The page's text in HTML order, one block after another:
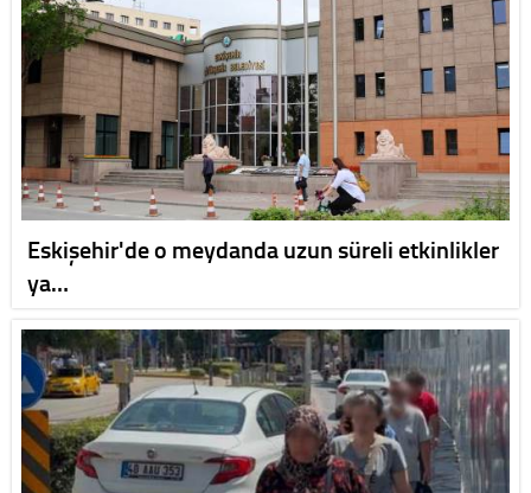
Eskişehir'de o meydanda uzun süreli etkinlikler
ya…